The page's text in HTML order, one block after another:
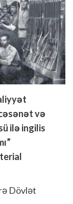
və
ilə ingilis
Dövlət